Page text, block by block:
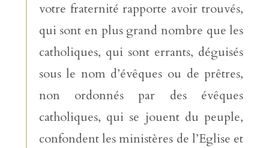
votre fraternité rapporte avoir trouvés,
qui sont en plus grand nombre que les
catholiques, qui sont errants, déguisés
sous le nom d’évêques ou de prêtres,
non ordonnés par des évêques
catholiques, qui se jouent du peuple,
confondent les ministères de l’Eglise et